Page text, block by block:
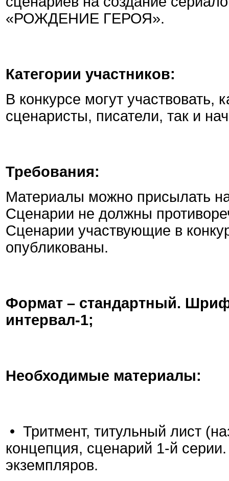
«РОЖДЕНИЕ ГЕРОЯ».
Категории участников:
В конкурсе могут
сценаристы, писатели, так и
Требования:
Материалы можно присылать
Сценарии не должны
Сценарии участвующие в
опубликованы.
Формат – стандартный.
интервал-1;
Необходимые материалы:
• Тритмент, титульный лист
концепция, сценарий 1-й
экземпляров.